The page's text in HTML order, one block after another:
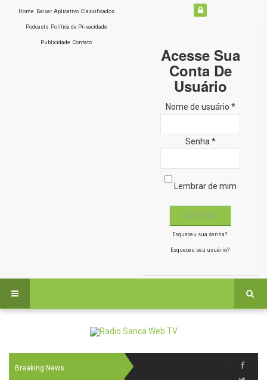
Home Baixar Aplicativo Classificados
Podcasts Política de Privacidade
Publicidade Contato
Acesse Sua
Conta De
Usuário
Nome de usuário *
Senha *
Lembrar de mim
Esqueceu sua senha?
Esqueceu seu usuário?
Breaking News